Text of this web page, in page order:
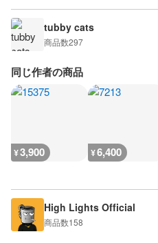
tubby cats
商品数297
同じ作者の商品
¥3,900 ¥6,400
High Lights Official
商品数158